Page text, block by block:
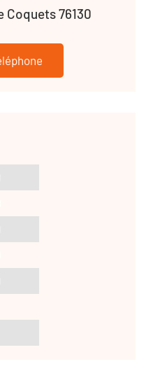
Coquets 76130